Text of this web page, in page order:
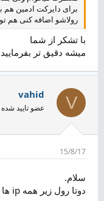
برای دایرکت ادمین
رولاشو اضافه کنی هم
با تشکر از شما
میشه دقیق تر
V
vahid
عضو تایید شده
15/8/17
سلام.
دوتا رول زیر همه ip ها رو بلاک کرد